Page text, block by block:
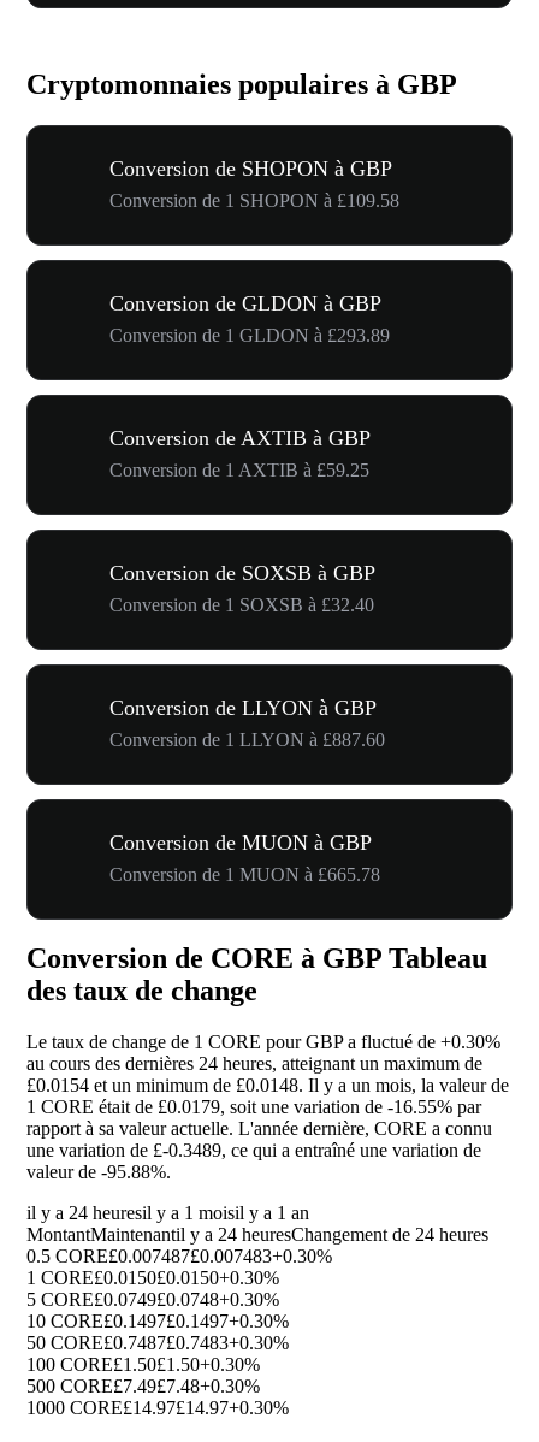
Cryptomonnaies populaires à GBP
Conversion de SHOPON à GBP
Conversion de 1 SHOPON à £109.58
Conversion de GLDON à GBP
Conversion de 1 GLDON à £293.89
Conversion de AXTIB à GBP
Conversion de 1 AXTIB à £59.25
Conversion de SOXSB à GBP
Conversion de 1 SOXSB à £32.40
Conversion de LLYON à GBP
Conversion de 1 LLYON à £887.60
Conversion de MUON à GBP
Conversion de 1 MUON à £665.78
Conversion de CORE à GBP Tableau
des taux de change
Le taux de change de 1 CORE pour GBP a fluctué de +0.30%
au cours des dernières 24 heures, atteignant un maximum de
£0.0154 et un minimum de £0.0148. Il y a un mois, la valeur de
1 CORE était de £0.0179, soit une variation de -16.55% par
rapport à sa valeur actuelle. L'année dernière, CORE a connu
une variation de £-0.3489, ce qui a entraîné une variation de
valeur de -95.88%.
il y a 24 heuresil y a 1 moisil y a 1 an
MontantMaintenantil y a 24 heuresChangement de 24 heures
0.5 CORE£0.007487£0.007483+0.30%
1 CORE£0.0150£0.0150+0.30%
5 CORE£0.0749£0.0748+0.30%
10 CORE£0.1497£0.1497+0.30%
50 CORE£0.7487£0.7483+0.30%
100 CORE£1.50£1.50+0.30%
500 CORE£7.49£7.48+0.30%
1000 CORE£14.97£14.97+0.30%